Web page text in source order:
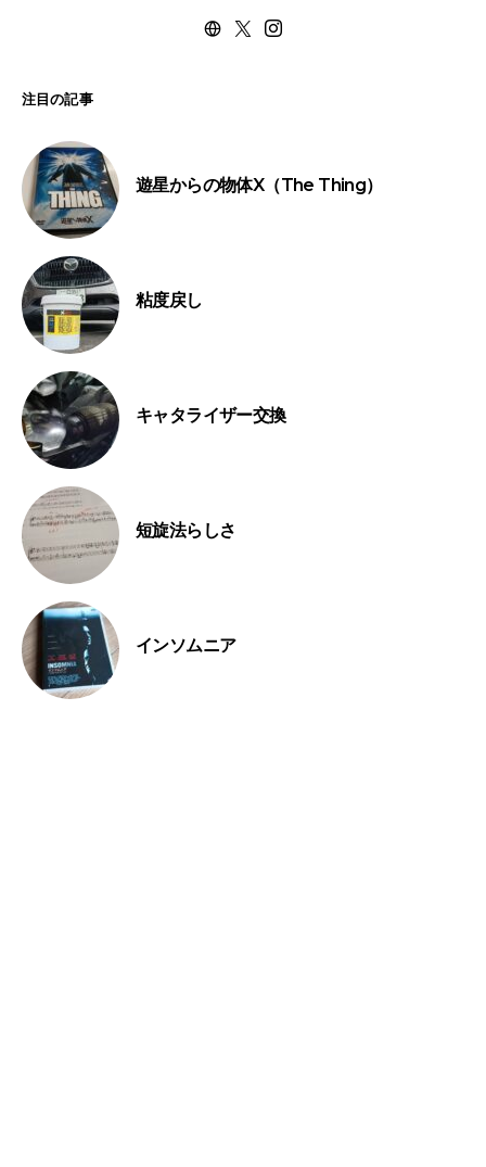
注目の記事
遊星からの物体X（The Thing）
粘度戻し
キャタライザー交換
短旋法らしさ
インソムニア